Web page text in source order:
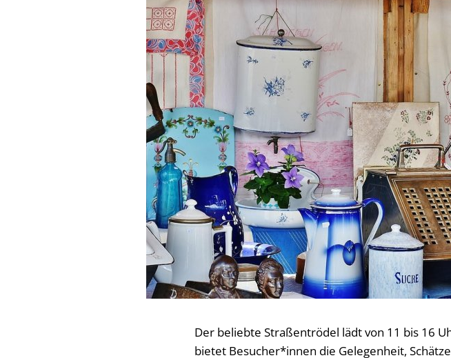
Der beliebte Straßentrödel lädt von 11 bis 16
bietet Besucher*innen die Gelegenheit,